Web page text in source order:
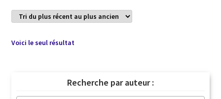
Voici le seul résultat
Recherche par auteur :